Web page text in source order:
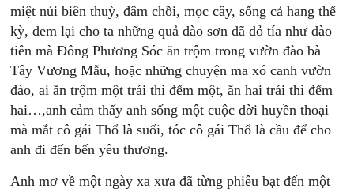
miệt núi biên thuỳ, đâm chồi, mọc cây, sống cả hang thế
kỳ, đem lại cho ta những quả đào sơn dã đỏ tía như đào
tiên mà Đông Phương Sóc ăn trộm trong vườn đào bà
Tây Vương Mẫu, hoặc những chuyện ma xó canh vườn
đào, ai ăn trộm một trái thì đếm một, ăn hai trái thì đếm
hai…,anh cảm thấy anh sống một cuộc đời huyền thoại
mà mắt cô gái Thổ là suối, tóc cô gái Thổ là cầu để cho
anh đi đến bến yêu thương.
Anh mơ về một ngày xa xưa đã từng phiêu bạt đến một